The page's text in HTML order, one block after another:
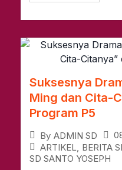
Suksesnya
Ming dan Cita-
Program P5
By ADMIN SD
ARTIKEL BERITA
SD SANTO YOSEPH